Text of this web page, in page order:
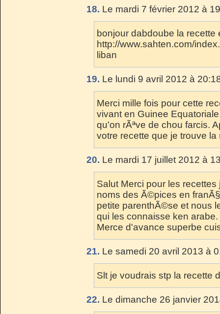
18. Le mardi 7 février 2012 à
bonjour dabdoube la recette
http://www.sahten.com/
liban
19. Le lundi 9 avril 2012 à
Merci mille fois pour cette
vivant en Guinee
qu'on rÃªve de chou farcis.
votre recette que je trouve
20. Le mardi 17 juillet 2012 à
Salut Merci pour les
noms des Ã©pices en
petite parenthÃ©se et nous
qui les connaisse ken arabe.
Merce d'avance superbe
21. Le samedi 20 avril 2013 à
Slt je voudrais stp la recette
22. Le dimanche 26 janvier